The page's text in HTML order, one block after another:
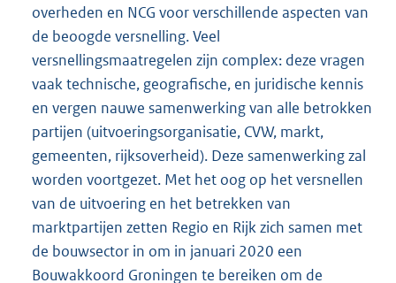
overheden en NCG voor verschillende aspecten van
de beoogde versnelling. Veel
versnellingsmaatregelen zijn complex: deze vragen
vaak technische, geografische, en juridische kennis
en vergen nauwe samenwerking van alle betrokken
partijen (uitvoeringsorganisatie, CVW, markt,
gemeenten, rijksoverheid). Deze samenwerking zal
worden voortgezet. Met het oog op het versnellen
van de uitvoering en het betrekken van
marktpartijen zetten Regio en Rijk zich samen met
de bouwsector in om in januari 2020 een
Bouwakkoord Groningen te bereiken om de